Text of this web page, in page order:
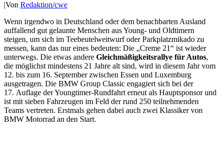
|Von Redaktion/cwe
Wenn irgendwo in Deutschland oder dem benachbarten Ausland
auffallend gut gelaunte Menschen aus Young- und Oldtimern
steigen, um sich im Teebeutelweitwurf oder Parkplatzmikado zu
messen, kann das nur eines bedeuten: Die „Creme 21“ ist wieder
unterwegs. Die etwas andere Gleichmäßigkeitsrallye für Autos,
die möglichst mindestens 21 Jahre alt sind, wird in diesem Jahr vom
12. bis zum 16. September zwischen Essen und Luxemburg
ausgetragen. Die BMW Group Classic engagiert sich bei der
17. Auflage der Youngtimer-Rundfahrt erneut als Hauptsponsor und
ist mit sieben Fahrzeugen im Feld der rund 250 teilnehmenden
Teams vertreten. Erstmals gehen dabei auch zwei Klassiker von
BMW Motorrad an den Start.